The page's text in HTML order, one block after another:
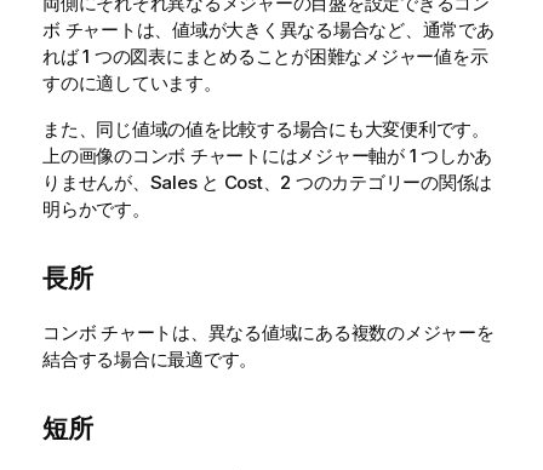
ボ チャートは、値域が大きく異なる場合など、通常であ
れば 1 つの図表にまとめることが困難なメジャー値を示
すのに適しています。
また、同じ値域の値を比較する場合にも大変便利です。
上の画像のコンボ チャートにはメジャー軸が 1 つしかあ
りませんが、Sales と Cost、2 つのカテゴリーの関係は
明らかです。
長所
コンボ チャートは、異なる値域にある複数のメジャーを
結合する場合に最適です。
短所